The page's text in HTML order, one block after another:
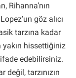
Rihanna’nın
göz alıcı
tarzına kadar
yakın hissettiğiniz
ifade edebilirsiniz.
değil, tarzınızın